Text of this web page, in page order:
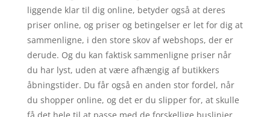
liggende klar til dig online, betyder også at deres
priser online, og priser og betingelser er let for dig at
sammenligne, i den store skov af webshops, der er
derude. Og du kan faktisk sammenligne priser når
du har lyst, uden at være afhængig af butikkers
åbningstider. Du får også en anden stor fordel, når
du shopper online, og det er du slipper for, at skulle